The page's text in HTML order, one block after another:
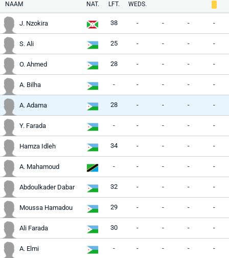
NAAM NAT. LFT. WEDS.
J. Nzokira 38 - - - -
S. Ali 25 - - - -
O. Ahmed 28 - - - -
A. Bilha - - - - -
A. Adama 28 - - - -
Y. Farada - - - - -
Hamza Idleh 34 - - - -
A. Mahamoud - - - - -
Abdoulkader Dabar 32 - - - -
Moussa Hamadou 29 - - - -
Ali Farada 30 - - - -
A. Elmi - - - - -